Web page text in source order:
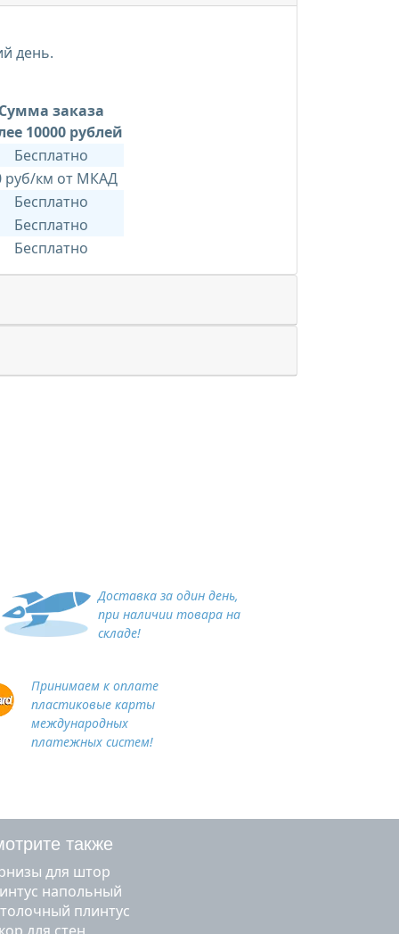
день.
заказа
10000 рублей
Бесплатно
руб/км от МКАД
Бесплатно
Бесплатно
Бесплатно
Доставка за один день,
при наличии товара на
складе!
Принимаем к оплате
пластиковые карты
международных
платежных систем!
также
для штор
напольный
плинтус